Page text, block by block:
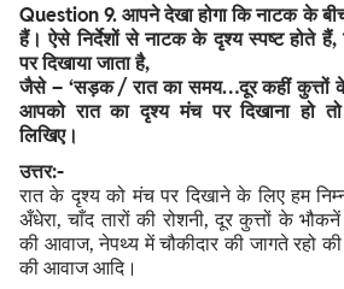
Question9. आपने देखा होगा कि नाटक के
हैं। ऐसे निर्देशों से नाटक के दृश्य स्पष्ट होते
पर दिखाया जाता है,
जैसे – ‘सड़क / रात का समय…दूर कहीं कुत्तों
आपको रात का दृश्य मंच पर दिखाना हो
लिखिए।
उत्तर:-
रात के दृश्य को मंच पर दिखाने के लिए हम
अँधेरा, चाँद तारों की रोशनी, दूर कुत्तों के
की आवाज, नेपथ्य में चौकीदार की जागते रहो
की आवाज आदि।